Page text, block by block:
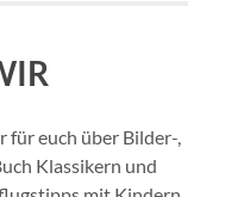
euch über Bilder-,
Klassikern und